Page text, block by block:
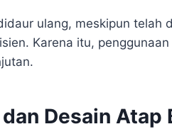
ulang, meskipun telah
Karena itu,
Desain